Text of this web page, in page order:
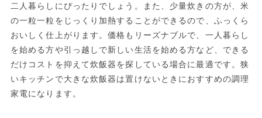
二人暮らしにぴったりでしょう。また、少量炊きの方が、米
の一粒一粒をじっくり加熱することができるので、ふっくら
おいしく仕上がります。価格もリーズナブルで、一人暮らし
を始める方や引っ越しで新しい生活を始める方など、できる
だけコストを抑えて炊飯器を探している場合に最適です。狭
いキッチンで大きな炊飯器は置けないときにおすすめの調理
家電になります。